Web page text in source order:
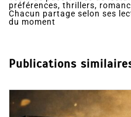
préférences, thrillers,
Chacun partage selon ses
du moment
Publications